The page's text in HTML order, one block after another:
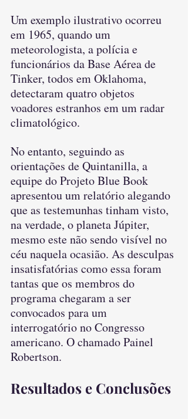
Um exemplo ilustrativo ocorreu
em 1965, quando um
meteorologista, a polícia e
funcionários da Base Aérea de
Tinker, todos em Oklahoma,
detectaram quatro objetos
voadores estranhos em um radar
climatológico.
No entanto, seguindo as
orientações de Quintanilla, a
equipe do Projeto Blue Book
apresentou um relatório alegando
que as testemunhas tinham visto,
na verdade, o planeta Júpiter,
mesmo este não sendo visível no
céu naquela ocasião. As desculpas
insatisfatórias como essa foram
tantas que os membros do
programa chegaram a ser
convocados para um
interrogatório no Congresso
americano. O chamado Painel
Robertson.
Resultados e Conclusões